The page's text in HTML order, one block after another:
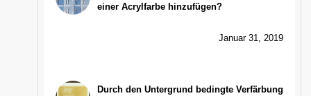
einer Acrylfarbe hinzufügen?
Januar 31, 2019
Durch den Untergrund bedingte Verfärbung